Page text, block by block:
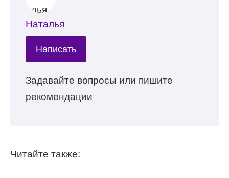
Наталья
Написать
Задавайте вопросы или пишите
рекомендации
Читайте также: